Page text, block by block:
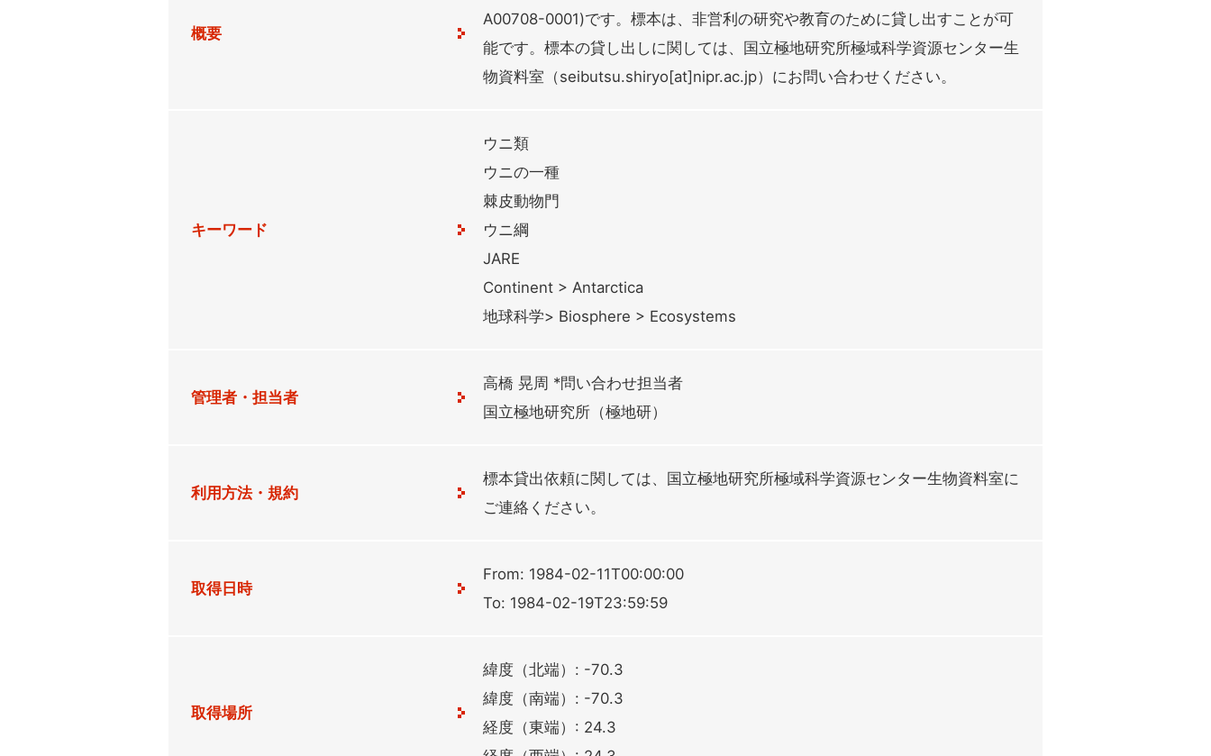
概要
A00708-0001)です。標本は、非営利の研究や教育のために貸し出すことが可
能です。標本の貸し出しに関しては、国立極地研究所極域科学資源センター生
物資料室（seibutsu.shiryo[at]nipr.ac.jp）にお問い合わせください。
キーワード
ウニ類
ウニの一種
棘皮動物門
ウニ綱
JARE
Continent > Antarctica
地球科学> Biosphere > Ecosystems
管理者・担当者
高橋 晃周 *問い合わせ担当者
国立極地研究所（極地研）
利用方法・規約
標本貸出依頼に関しては、国立極地研究所極域科学資源センター生物資料室に
ご連絡ください。
取得日時
From: 1984-02-11T00:00:00
To: 1984-02-19T23:59:59
取得場所
緯度（北端）: -70.3
緯度（南端）: -70.3
経度（東端）: 24.3